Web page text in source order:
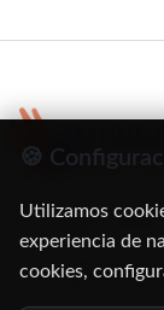
C/
91 345
🍪
Utilizamos
experiencia de
cookies,